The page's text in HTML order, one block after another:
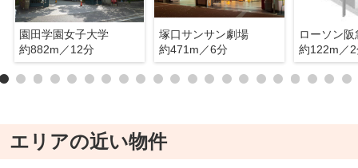
園田学園女子大学
約882m／12分
塚口サンサン劇場
約471m／6分
ローソン
約122m／
エリアの近い物件